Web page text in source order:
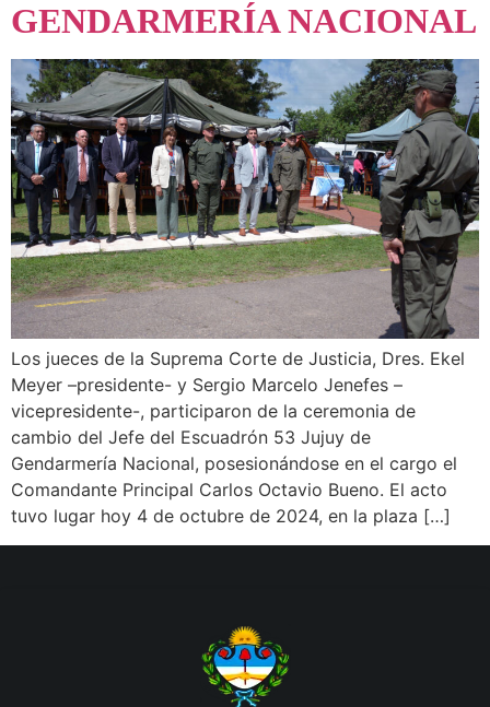
GENDARMERÍA NACIONAL
Los jueces de la Suprema Corte de Justicia, Dres. Ekel
Meyer –presidente- y Sergio Marcelo Jenefes –
vicepresidente-, participaron de la ceremonia de
cambio del Jefe del Escuadrón 53 Jujuy de
Gendarmería Nacional, posesionándose en el cargo el
Comandante Principal Carlos Octavio Bueno. El acto
tuvo lugar hoy 4 de octubre de 2024, en la plaza […]